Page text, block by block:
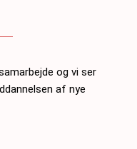
og vi ser
af nye